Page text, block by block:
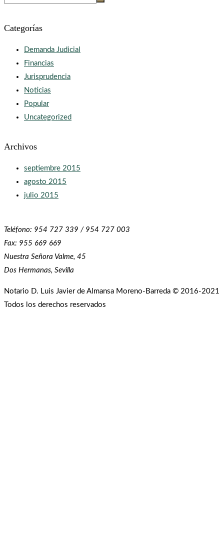
Categorías
Demanda Judicial
Financias
Jurisprudencia
Noticias
Popular
Uncategorized
Archivos
septiembre 2015
agosto 2015
julio 2015
Teléfono: 954 727 339 / 954 727 003
Fax: 955 669 669
Nuestra Señora Valme, 45
Dos Hermanas, Sevilla
Notario D. Luis Javier de Almansa Moreno-Barreda © 2016-2021
Todos los derechos reservados